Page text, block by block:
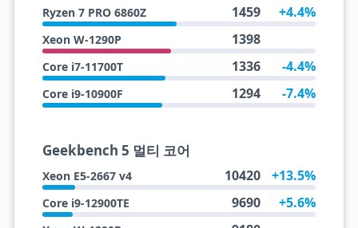
Ryzen 7 PRO 6860Z 1459 +4.4%
Xeon W-1290P 1398
Core i7-11700T 1336 -4.4%
Core i9-10900F 1294 -7.4%
Geekbench 5 멀티 코어
Xeon E5-2667 v4 10420 +13.5%
Core i9-12900TE 9690 +5.6%